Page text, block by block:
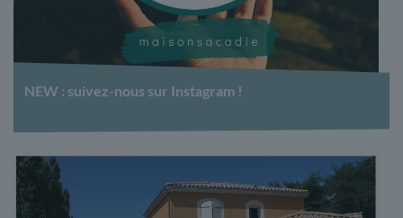
NEW : suivez-nous sur Instagram !